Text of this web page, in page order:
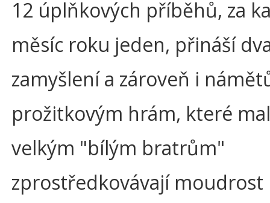
12 úplňkových příběhů, za
měsíc roku jeden, přináší
zamyšlení a zároveň i
prožitkovým hrám, které
velkým "bílým bratrům"
zprostředkovávají moudrost